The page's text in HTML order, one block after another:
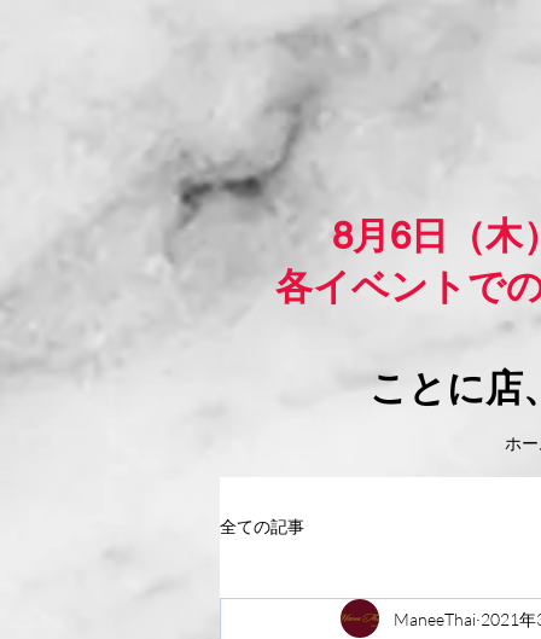
8月6日（木
各イベントで
ことに店
ホ
全ての記事
ManeeThai 2021年